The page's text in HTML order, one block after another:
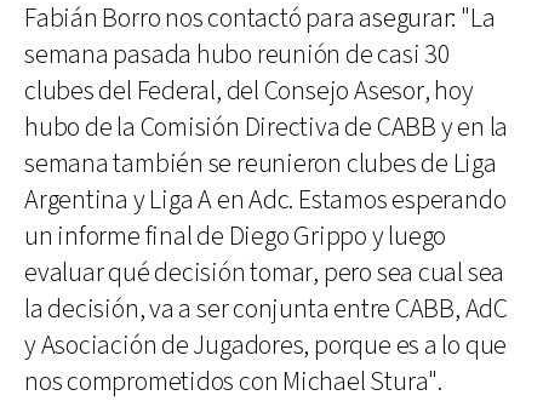
Fabián Borro nos contactó para asegurar: "La
semana pasada hubo reunión de casi 30
clubes del Federal, del Consejo Asesor, hoy
hubo de la Comisión Directiva de CABB y en la
semana también se reunieron clubes de Liga
Argentina y Liga A en Adc. Estamos esperando
un informe final de Diego Grippo y luego
evaluar qué decisión tomar, pero sea cual sea
la decisión, va a ser conjunta entre CABB, AdC
y Asociación de Jugadores, porque es a lo que
nos comprometidos con Michael Stura".